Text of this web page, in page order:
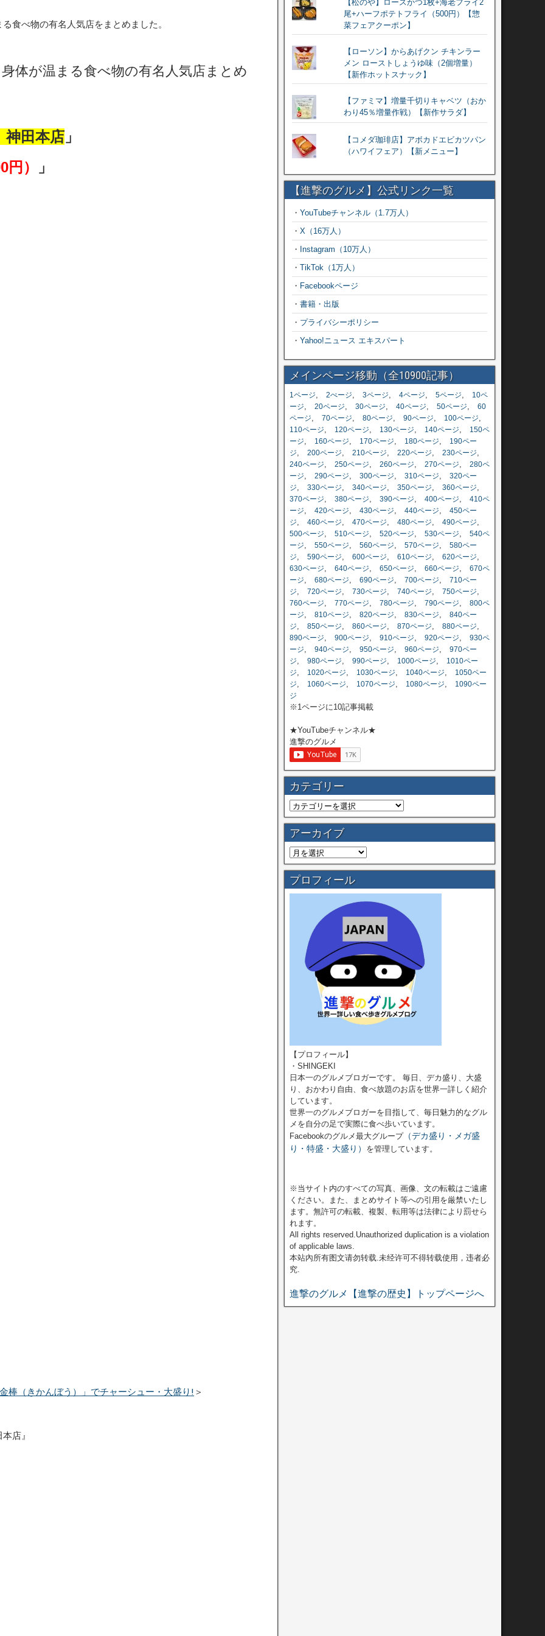
食べ物の有名人気店をまとめました。
体が温まる食べ物の有名人気店まとめ
田本店 」
）
」
棒（きかんぼう）」でチャーシュー・大盛り! ＞
店』
【松のや】ロースかつ1枚+海老フライ2
尾+ハーフポテトフライ（500円）【惣
菜フェアクーポン】
【ローソン】からあげクン チキンラー
メン ローストしょうゆ味（2個増量）
【新作ホットスナック】
【ファミマ】増量千切りキャベツ（おか
わり45％増量作戦）【新作サラダ】
【コメダ珈琲店】アボカドエビカツパン
（ハワイフェア）【新メニュー】
【進撃のグルメ】公式リンク一覧
・ YouTubeチャンネル（1.7万人）
・ X（16万人）
・ Instagram（10万人）
・ TikTok（1万人）
・ Facebookページ
・ 書籍・出版
・ プライバシーポリシー
・ Yahoo!ニュース エキスパート
メインページ移動（全10900記事）
1ページ, 2ぺージ, 3ページ, 4ページ, 5ページ,
10ペ
ージ, 20ページ, 30ページ, 40ページ, 50ページ, 60
ページ, 70ページ, 80ページ, 90ページ, 100ページ,
110ページ, 120ページ, 130ページ, 140ページ,
150ペ
ージ, 160ページ, 170ページ, 180ページ,
190ペー
ジ, 200ページ, 210ページ, 220ページ, 230ページ,
240ページ, 250ページ, 260ページ, 270ページ, 280ペ
ージ, 290ページ, 300ページ, 310ページ, 320ペー
ジ, 330ページ, 340ページ, 350ページ, 360ページ,
370ページ, 380ページ, 390ページ, 400ページ, 410ペ
ージ, 420ページ, 430ページ, 440ページ, 450ペー
ジ, 460ページ, 470ページ, 480ページ, 490ページ,
500ページ, 510ページ, 520ページ, 530ページ, 540ペ
ージ, 550ページ, 560ページ, 570ページ, 580ペー
ジ, 590ページ, 600ページ, 610ページ, 620ページ,
630ページ, 640ページ, 650ページ, 660ページ, 670ペ
ージ, 680ページ, 690ページ, 700ページ, 710ペー
ジ, 720ページ, 730ページ, 740ページ, 750ページ,
760ページ, 770ページ, 780ページ, 790ページ, 800ペ
ージ, 810ページ, 820ページ, 830ページ, 840ペー
ジ, 850ページ, 860ページ, 870ページ, 880ページ,
890ページ, 900ページ, 910ページ, 920ページ, 930ペ
ージ, 940ページ, 950ページ, 960ページ, 970ペー
ジ, 980ページ, 990ページ, 1000ページ,
1010ペー
ジ, 1020ページ, 1030ページ, 1040ページ,
1050ペー
ジ, 1060ページ, 1070ページ, 1080ページ,
1090ペー
ジ
※1ページに10記事掲載
★YouTubeチャンネル★
進撃のグルメ
カテゴリー
アーカイブ
プロフィール
【プロフィール】
・SHINGEKI
日本一のグルメブロガーです。 毎日、デカ盛り、大盛
り、おかわり自由、食べ放題のお店を世界一詳しく紹介
しています。
世界一のグルメブロガーを目指して、毎日魅力的なグル
メを自分の足で実際に食べ歩いています。
Facebookのグルメ最大グループ（デカ盛り・メガ盛
り・特盛・大盛り） を管理しています。
※当サイト内のすべての写真、画像、文の転載はご遠慮
ください。また、まとめサイト等への引用を厳禁いたし
ます。無許可の転載、複製、転用等は法律により罰せら
れます。
All rights reserved.Unauthorized duplication is a violation
of applicable laws.
本站內所有图文请勿转载.未经许可不得转载使用，违者必
究.
進撃のグルメ【進撃の歴史】トップページへ